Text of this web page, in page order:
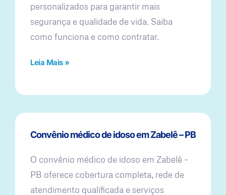
personalizados para garantir mais
segurança e qualidade de vida. Saiba
como funciona e como contratar.
Leia Mais »
Convênio médico de idoso em Zabelê – PB
O convênio médico de idoso em Zabelê –
PB oferece cobertura completa, rede de
atendimento qualificada e serviços